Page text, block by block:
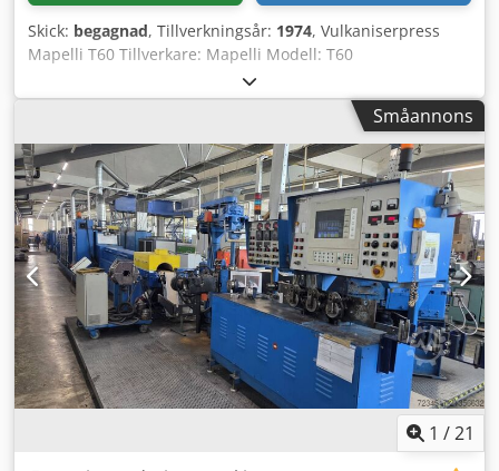
Skick: begagnad, Tillverkningsår: 1974, Vulkaniserpress
Mapelli T60 Tillverkare: Mapelli Modell: T60
Tillverkningsår: 1974 Driftspänning: 380 V Frekvens: 50 Hz
Kontrollpanel: integrerade temperaturregulatorer och
manöverenheter Uppvärmningsstyrning: tre separat
justerbara temperaturzoner Huvudströmbrytare: finns
Manuell och automatisk drift: kan väljas via kontrollpanel
Säkerhetsfunktioner: nödavstängning Tryckvisning: analog
manometer Pressområde: vertikal låsenhet med övre och
nedre värmeplatta Konstruktion: robust stålkonstruktion
Användningsområde: vulkanisering och pressning av
formdelar Mapelli T60 är en tung industripress
konstruerad för tillförlitliga och jämna
vulkaniseringsprocesser. Det robusta chassit av massiv stål
ger hög stabilitet och lång livslängd. Via den överskådliga
kontrollpanelen kan uppvärmningstemperaturer,
driftslägen och pumpfunktioner ställas in exakt. Tre
digitala temperaturregulatorer säkerställer noggrann
kontroll av värmeplattorna vilket ger reproducerbara
Småannons
1 /21